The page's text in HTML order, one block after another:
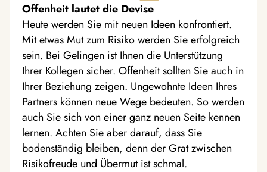
Offenheit lautet die Devise
Heute werden Sie mit neuen Ideen konfrontiert.
Mit etwas Mut zum Risiko werden Sie erfolgreich
sein. Bei Gelingen ist Ihnen die Unterstützung
Ihrer Kollegen sicher. Offenheit sollten Sie auch in
Ihrer Beziehung zeigen. Ungewohnte Ideen Ihres
Partners können neue Wege bedeuten. So werden
auch Sie sich von einer ganz neuen Seite kennen
lernen. Achten Sie aber darauf, dass Sie
bodenständig bleiben, denn der Grat zwischen
Risikofreude und Übermut ist schmal.